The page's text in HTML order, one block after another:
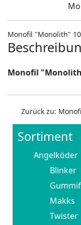
Monofil "Monolith"
Monofil
Zurück zu:
Sortiment
Angelköder
Blinker
Makks
Twister